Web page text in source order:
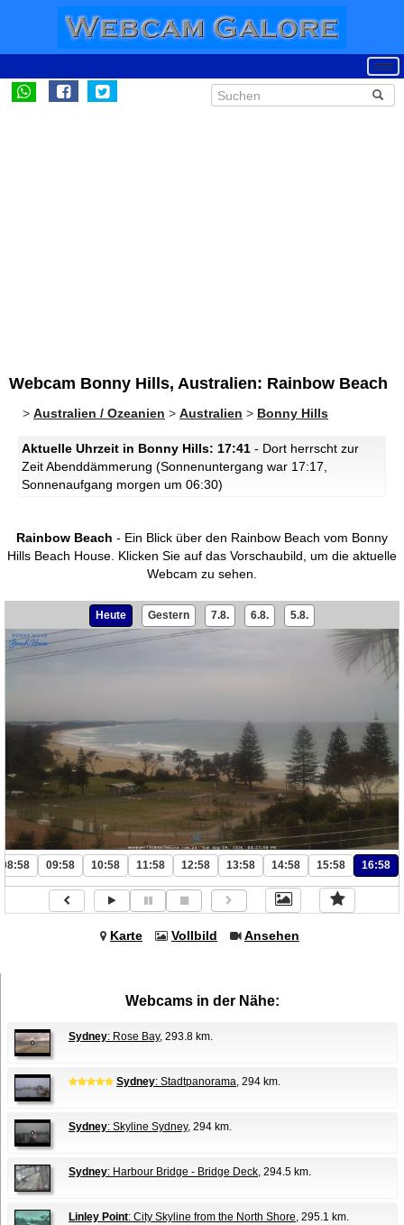
Webcam Bonny Hills, Australien: Rainbow Beach
> Australien / Ozeanien > Australien > Bonny Hills
Aktuelle Uhrzeit in Bonny Hills: 17:41 - Dort herrscht zur
Zeit Abenddämmerung (Sonnenuntergang war 17:17,
Sonnenaufgang morgen um 06:30)
Rainbow Beach - Ein Blick über den Rainbow Beach vom Bonny
Hills Beach House. Klicken Sie auf das Vorschaubild, um die aktuelle
Webcam zu sehen.
Heute Gestern 7.8. 6.8. 5.8.
08:58 09:58 10:58 11:58 12:58 13:58 14:58 15:58 16:58
Karte Vollbild Ansehen
Webcams in der Nähe:
Sydney: Rose Bay, 293.8 km.
Sydney: Stadtpanorama, 294 km.
Sydney: Skyline Sydney, 294 km.
Sydney: Harbour Bridge - Bridge Deck, 294.5 km.
Linley Point: City Skyline from the North Shore, 295.1 km.